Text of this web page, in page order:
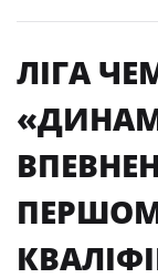
ЛІГА